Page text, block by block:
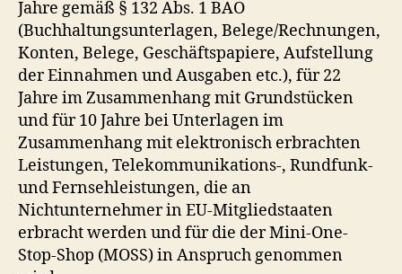
Jahre gemäß § 132 Abs. 1 BAO
(Buchhaltungsunterlagen, Belege/Rechnungen,
Konten, Belege, Geschäftspapiere, Aufstellung
der Einnahmen und Ausgaben etc.), für 22
Jahre im Zusammenhang mit Grundstücken
und für 10 Jahre bei Unterlagen im
Zusammenhang mit elektronisch erbrachten
Leistungen, Telekommunikations-, Rundfunk-
und Fernsehleistungen, die an
Nichtunternehmer in EU-Mitgliedstaaten
erbracht werden und für die der Mini-One-
Stop-Shop (MOSS) in Anspruch genommen